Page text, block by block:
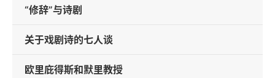
“修辞”与诗剧
关于戏剧诗的七人谈
欧里庇得斯和默里教授